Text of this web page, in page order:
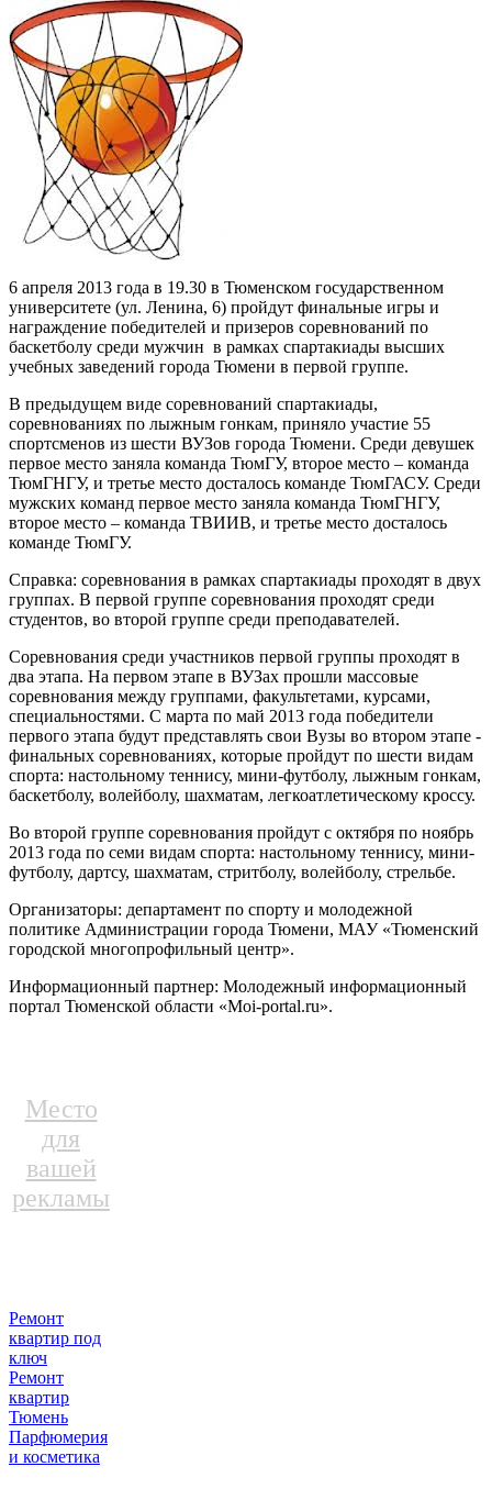
6 апреля 2013 года в 19.30 в Тюменском государственном
университете (ул. Ленина, 6) пройдут финальные игры и
награждение победителей и призеров соревнований по
баскетболу среди мужчин в рамках спартакиады высших
учебных заведений города Тюмени в первой группе.
В предыдущем виде соревнований спартакиады,
соревнованиях по лыжным гонкам, приняло участие 55
спортсменов из шести ВУЗов города Тюмени. Среди девушек
первое место заняла команда ТюмГУ, второе место – команда
ТюмГНГУ, и третье место досталось команде ТюмГАСУ. Среди
мужских команд первое место заняла команда ТюмГНГУ,
второе место – команда ТВИИВ, и третье место досталось
команде ТюмГУ.
Справка: соревнования в рамках спартакиады проходят в двух
группах. В первой группе соревнования проходят среди
студентов, во второй группе среди преподавателей.
Соревнования среди участников первой группы проходят в
два этапа. На первом этапе в ВУЗах прошли массовые
соревнования между группами, факультетами, курсами,
специальностями. С марта по май 2013 года победители
первого этапа будут представлять свои Вузы во втором этапе -
финальных соревнованиях, которые пройдут по шести видам
спорта: настольному теннису, мини-футболу, лыжным гонкам,
баскетболу, волейболу, шахматам, легкоатлетическому кроссу.
Во второй группе соревнования пройдут с октября по ноябрь
2013 года по семи видам спорта: настольному теннису, мини-
футболу, дартсу, шахматам, стритболу, волейболу, стрельбе.
Организаторы: департамент по спорту и молодежной
политике Администрации города Тюмени, МАУ «Тюменский
городской многопрофильный центр».
Информационный партнер: Молодежный информационный
портал Тюменской области «Moi-portal.ru».
Место
для
вашей
рекламы
Ремонт
квартир под
ключ
Ремонт
квартир
Тюмень
Парфюмерия
и косметика